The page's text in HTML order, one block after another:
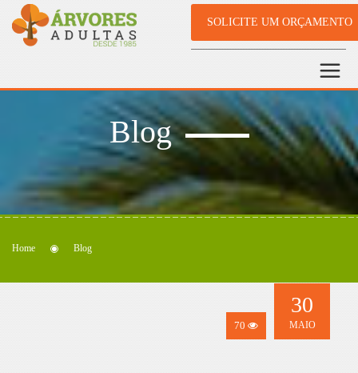
SOLICITE UM ORÇAMENTO
Blog
Home Blog
70
30
MAIO